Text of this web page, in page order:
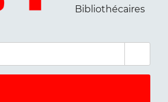
Bibliothécaires